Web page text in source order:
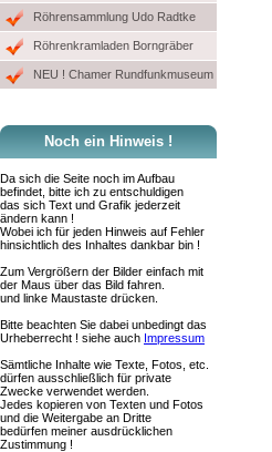
Röhrensammlung Udo Radtke
Röhrenkramladen Borngräber
NEU ! Chamer Rundfunkmuseum
Noch ein Hinweis !
Da sich die Seite noch im Aufbau
befindet, bitte ich zu entschuldigen
das sich Text und Grafik jederzeit
ändern kann !
Wobei ich für jeden Hinweis auf Fehler
hinsichtlich des Inhaltes dankbar bin !
Zum Vergrößern der Bilder einfach mit
der Maus über das Bild fahren.
und linke Maustaste drücken.
Bitte beachten Sie dabei unbedingt das
Urheberrecht ! siehe auch Impressum
Sämtliche Inhalte wie Texte, Fotos, etc.
dürfen ausschließlich für private
Zwecke verwendet werden.
Jedes kopieren von Texten und Fotos
und die Weitergabe an Dritte
bedürfen meiner ausdrücklichen
Zustimmung !